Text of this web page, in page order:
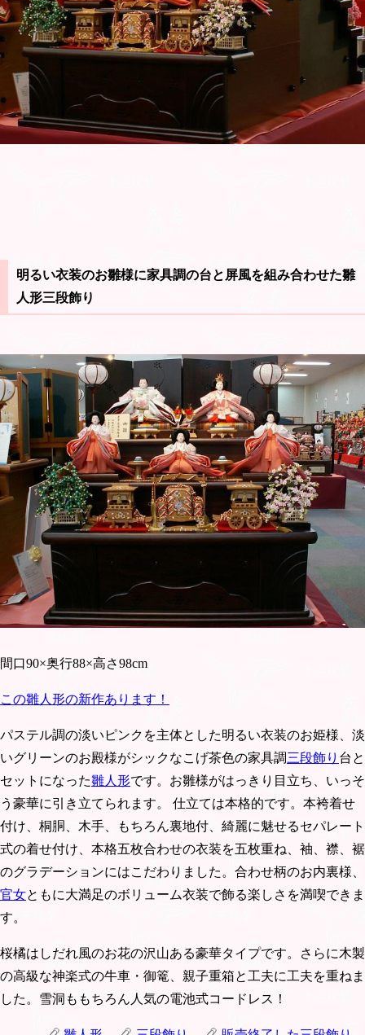
明るい衣装のお雛様に家具調の台と屏風を組み合わせた雛
人形三段飾り
間口90×奥行88×高さ98cm
この雛人形の新作あります！
パステル調の淡いピンクを主体とした明るい衣装のお姫様、淡
いグリーンのお殿様がシックなこげ茶色の家具調三段飾り 台と
セットになった雛人形です。お雛様がはっきり目立ち、いっそ
う豪華に引き立てられます。 仕立ては本格的です。本袴着せ
付け、桐胴、木手、もちろん裏地付、綺麗に魅せるセパレート
式の着せ付け、本格五枚合わせの衣装を五枚重ね、袖、襟、裾
のグラデーションにはこだわりました。合わせ柄のお内裏様、
官女ともに大満足のボリューム衣装で飾る楽しさを満喫できま
す。
桜橘はしだれ風のお花の沢山ある豪華タイプです。さらに木製
の高級な神楽式の牛車・御篭、親子重箱と工夫に工夫を重ねま
した。雪洞ももちろん人気の電池式コードレス！